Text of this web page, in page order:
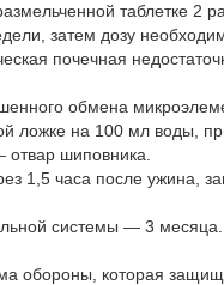
таблетке 2
затем дозу
почечная
обмена
ложке на 100 мл воды,
шиповника.
1,5 часа после ужина,
системы — 3 месяца.
обороны, которая